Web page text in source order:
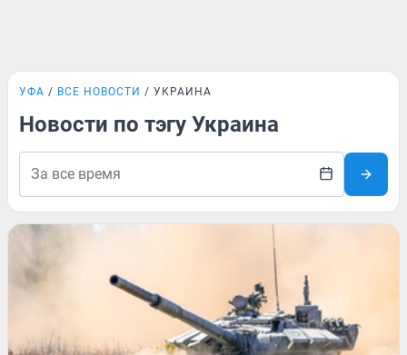
УФА ВСЕ НОВОСТИ УКРАИНА
Новости по тэгу Украина